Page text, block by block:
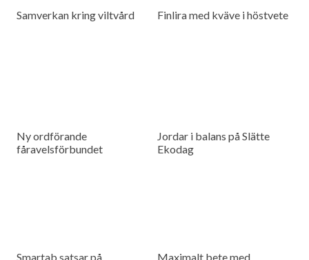
Samverkan kring viltvård Finlira med kväve i höstvete
Ny ordförande
fåravelsförbundet
Jordar i balans på Slätte
Ekodag
Smartab satsar på
Maximalt bete med